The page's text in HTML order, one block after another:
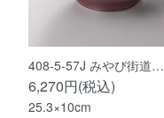
408-5-57J みやび街道…
6,270円(税込)
25.3×10cm